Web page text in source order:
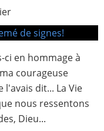
ci en hommage à
courageuse
l'avais dit... La Vie
nous ressentons
Dieu...